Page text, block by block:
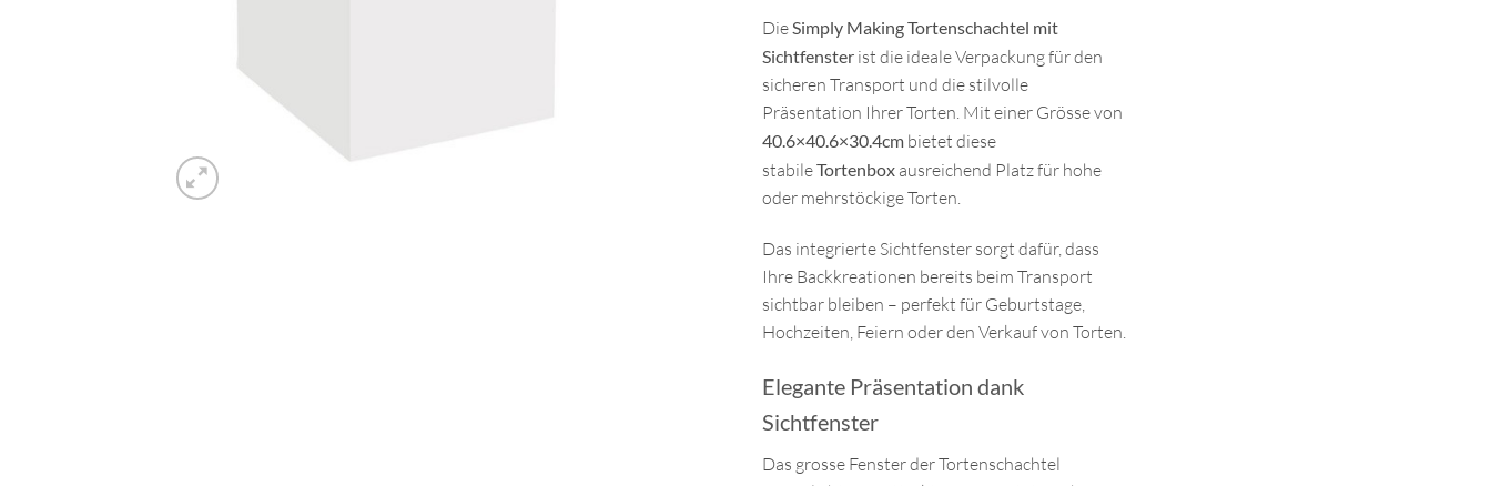
Die Simply Making Tortenschachtel mit
Sichtfenster ist die ideale Verpackung für den
sicheren Transport und die stilvolle
Präsentation Ihrer Torten. Mit einer Grösse von
40.6×40.6×30.4cm bietet diese
stabileTortenbox ausreichend Platz für hohe
oder mehrstöckige Torten.
Das integrierte Sichtfenster sorgt dafür, dass
Ihre Backkreationen bereits beim Transport
sichtbar bleiben – perfekt für Geburtstage,
Hochzeiten, Feiern oder den Verkauf von Torten.
Elegante Präsentation dank
Sichtfenster
Das grosse Fenster der Tortenschachtel